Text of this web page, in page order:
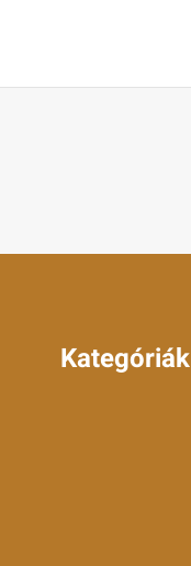
Kategóriák